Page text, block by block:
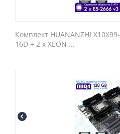
Комплект HUANANZHI X10X99-
16D + 2 х XEON ...